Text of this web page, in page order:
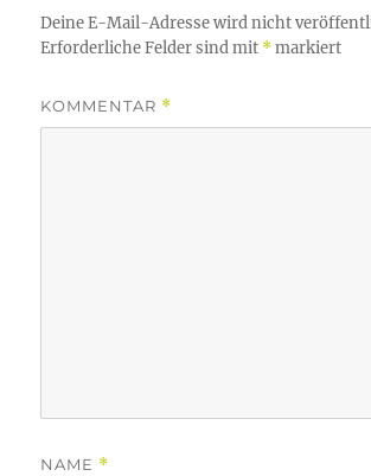
Deine E-Mail-Adresse wird nicht
Erforderliche Felder sind mit *markiert
KOMMENTAR *
NAME *